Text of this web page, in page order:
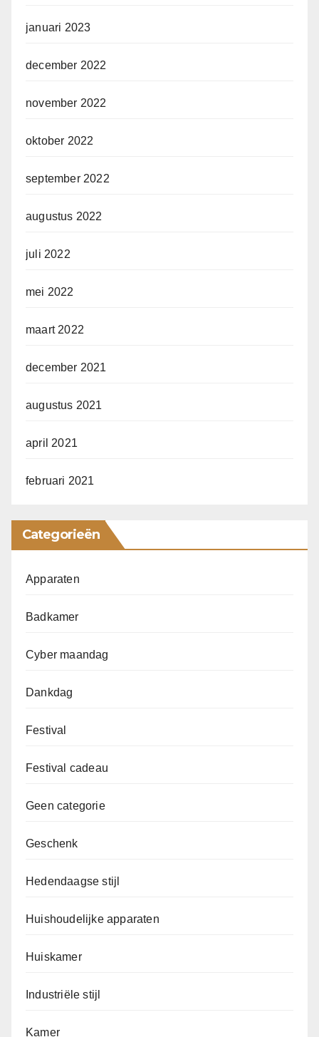
januari 2023
december 2022
november 2022
oktober 2022
september 2022
augustus 2022
juli 2022
mei 2022
maart 2022
december 2021
augustus 2021
april 2021
februari 2021
Categorieën
Apparaten
Badkamer
Cyber maandag
Dankdag
Festival
Festival cadeau
Geen categorie
Geschenk
Hedendaagse stijl
Huishoudelijke apparaten
Huiskamer
Industriële stijl
Kamer